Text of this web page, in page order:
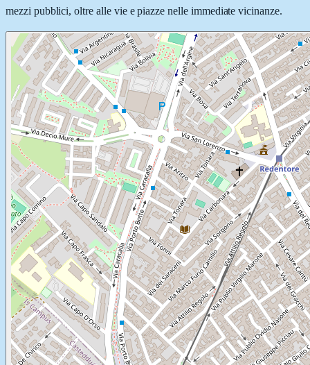
mezzi pubblici, oltre alle vie e piazze nelle immediate vicinanze.